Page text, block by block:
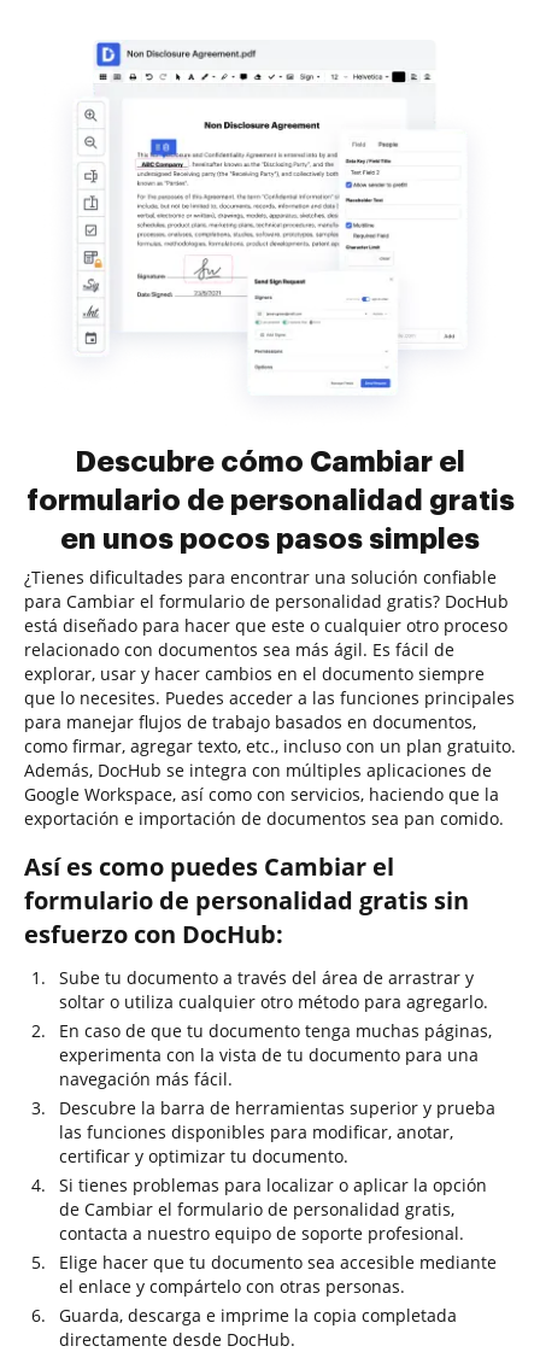
Descubre cómo Cambiar el
formulario de personalidad gratis
en unos pocos pasos simples
¿Tienes dificultades para encontrar una solución confiable
para Cambiar el formulario de personalidad gratis? DocHub
está diseñado para hacer que este o cualquier otro proceso
relacionado con documentos sea más ágil. Es fácil de
explorar, usar y hacer cambios en el documento siempre
que lo necesites. Puedes acceder a las funciones principales
para manejar flujos de trabajo basados en documentos,
como firmar, agregar texto, etc., incluso con un plan gratuito.
Además, DocHub se integra con múltiples aplicaciones de
Google Workspace, así como con servicios, haciendo que la
exportación e importación de documentos sea pan comido.
Así es como puedes Cambiar el
formulario de personalidad gratis sin
esfuerzo con DocHub:
Sube tu documento a través del área de arrastrar y
soltar o utiliza cualquier otro método para agregarlo.
En caso de que tu documento tenga muchas páginas,
experimenta con la vista de tu documento para una
navegación más fácil.
Descubre la barra de herramientas superior y prueba
las funciones disponibles para modificar, anotar,
certificar y optimizar tu documento.
Si tienes problemas para localizar o aplicar la opción
de Cambiar el formulario de personalidad gratis,
contacta a nuestro equipo de soporte profesional.
Elige hacer que tu documento sea accesible mediante
el enlace y compártelo con otras personas.
Guarda, descarga e imprime la copia completada
directamente desde DocHub.